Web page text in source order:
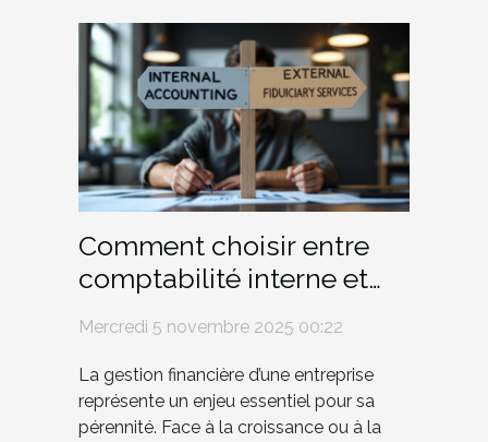
Comment choisir entre
comptabilité interne et
services fiduciaires
externes ?
Mercredi 5 novembre 2025 00:22
La gestion financière d’une entreprise
représente un enjeu essentiel pour sa
pérennité. Face à la croissance ou à la